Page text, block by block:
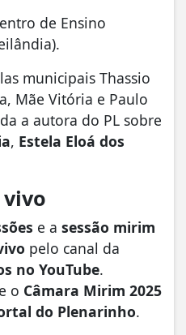
de Ensino
municipais Thassio
Mãe Vitória e Paulo
a autora do PL sobre
, Estela Eloá dos
e a sessão mirim
pelo canal da
no YouTube.
o Câmara Mirim 2025
do Plenarinho.